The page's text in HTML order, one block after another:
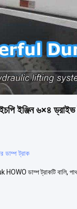
ইঞ্জিন ৬×৪
ডাম্প ট্রাক
ডাম্প ট্রাকটি বালি, পাথর